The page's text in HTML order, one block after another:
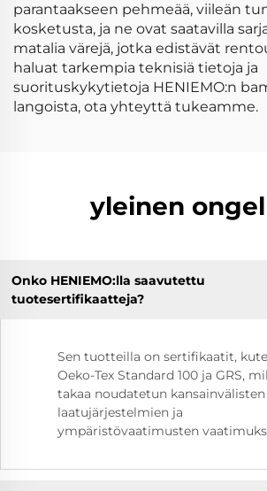
parantaakseen pehmeää, viileän
kosketusta, ja ne ovat saatavilla
matalia värejä, jotka edistävät
haluat tarkempia teknisiä tietoja ja
suorituskykytietoja HENIEMO:n
langoista, ota yhteyttä tukeamme.
yleinen
Onko HENIEMO:lla saavutettu
tuotesertifikaatteja?
Sen tuotteilla on sertifikaatit,
Oeko-Tex Standard 100 ja GRS,
takaa noudatetun kansainvälisten
laatujärjestelmien ja
ympäristövaatimusten